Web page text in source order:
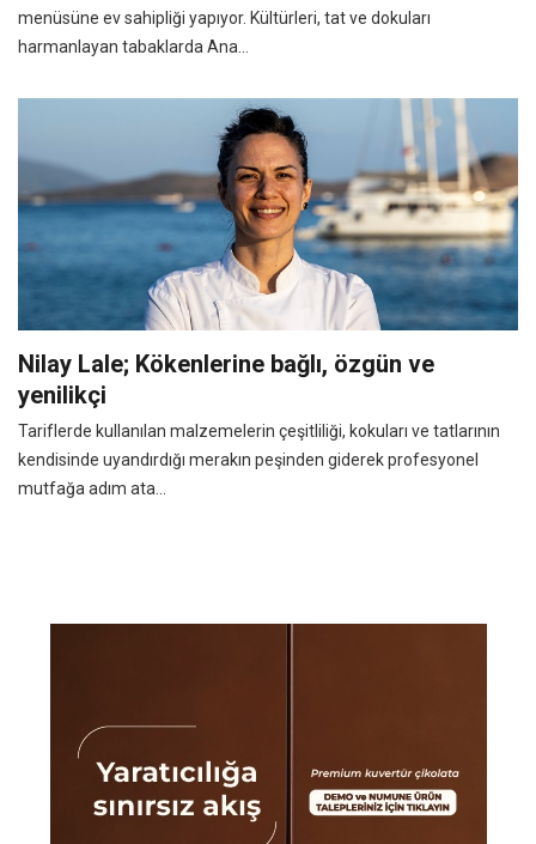
menüsüne ev sahipliği yapıyor. Kültürleri, tat ve dokuları
harmanlayan tabaklarda Ana...
Nilay Lale; Kökenlerine bağlı, özgün ve
yenilikçi
Tariflerde kullanılan malzemelerin çeşitliliği, kokuları ve tatlarının
kendisinde uyandırdığı merakın peşinden giderek profesyonel
mutfağa adım ata...